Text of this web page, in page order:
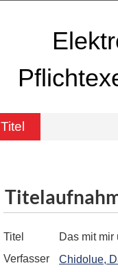
Titel
Titel
Das mit mir
Verfasser
Chidolue,